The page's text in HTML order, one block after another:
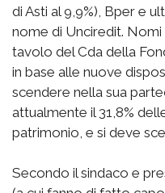
di Asti al 9,9%), Bper e
nome di Unciredit.
tavolo del Cda della
in base alle nuove
scendere nella sua
attualmente il 31,8%
patrimonio, e si deve
Secondo il sindaco e